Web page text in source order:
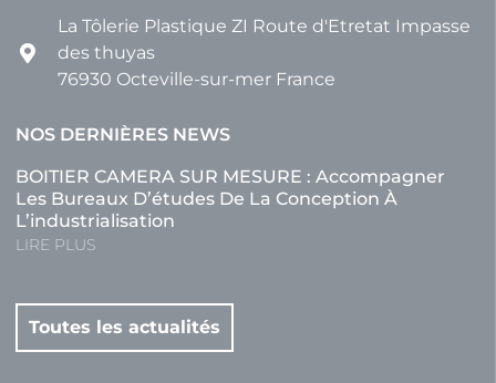
La Tôlerie Plastique ZI Route d'Etretat Impasse
des thuyas
76930 Octeville-sur-mer France
NOS DERNIÈRES NEWS
BOITIER CAMERA SUR MESURE : Accompagner
Les Bureaux D’études De La Conception À
L’industrialisation
LIRE PLUS
Toutes les actualités